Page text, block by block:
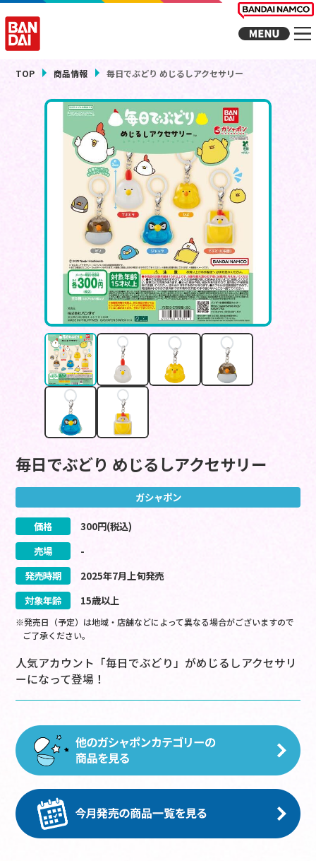
TOP 商品情報 毎日でぶどり めじるしアクセサリー
毎日でぶどり めじるしアクセサリー
ガシャポン
価格 300円(税込)
売場
-
発売時期
2025年7月 上旬発売
対象年齢
15歳以上
※発売日（予定）は地域・店舗などによって異なる場合がございますので
ご了承ください。
人気アカウント「毎日でぶどり」がめじるしアクセサリ
ーになって登場！